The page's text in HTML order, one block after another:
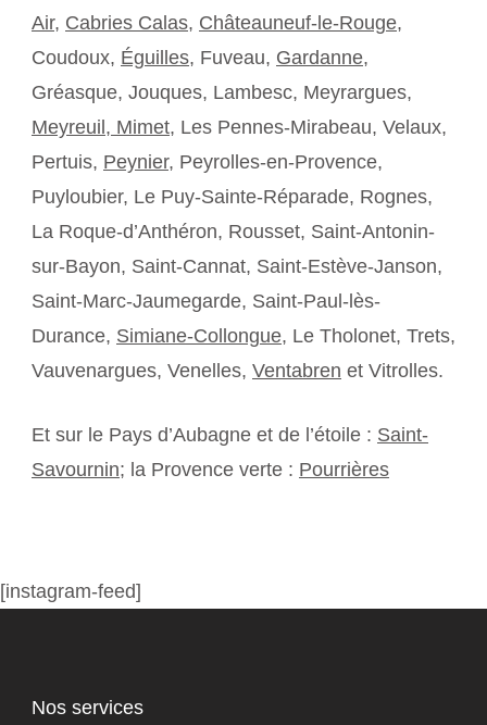
Air, Cabries Calas, Châteauneuf-le-Rouge,
Coudoux, Éguilles, Fuveau, Gardanne,
Gréasque, Jouques, Lambesc, Meyrargues,
Meyreuil, Mimet, Les Pennes-Mirabeau, Velaux,
Pertuis, Peynier, Peyrolles-en-Provence,
Puyloubier, Le Puy-Sainte-Réparade, Rognes,
La Roque-d’Anthéron, Rousset, Saint-Antonin-
sur-Bayon, Saint-Cannat, Saint-Estève-Janson,
Saint-Marc-Jaumegarde, Saint-Paul-lès-
Durance, Simiane-Collongue, Le Tholonet, Trets,
Vauvenargues, Venelles, Ventabren et Vitrolles.
Et sur le Pays d’Aubagne et de l’étoile : Saint-
Savournin; la Provence verte : Pourrières
[instagram-feed]
Nos services